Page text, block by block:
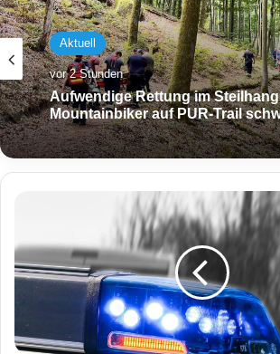
Aktuell
vor 2 Stunden
Aufwendige Rettung im
Mountainbiker auf PUR-Trail
z
i